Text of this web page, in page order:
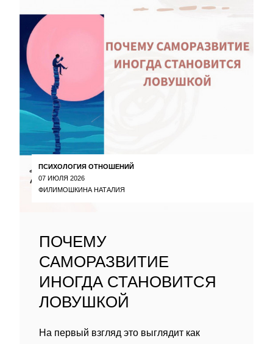
ПСИХОЛОГИЯ ОТНОШЕНИЙ
07 ИЮЛЯ 2026
ФИЛИМОШКИНА НАТАЛИЯ
ПОЧЕМУ
САМОРАЗВИТИЕ
ИНОГДА СТАНОВИТСЯ
ЛОВУШКОЙ
На первый взгляд это выглядит как